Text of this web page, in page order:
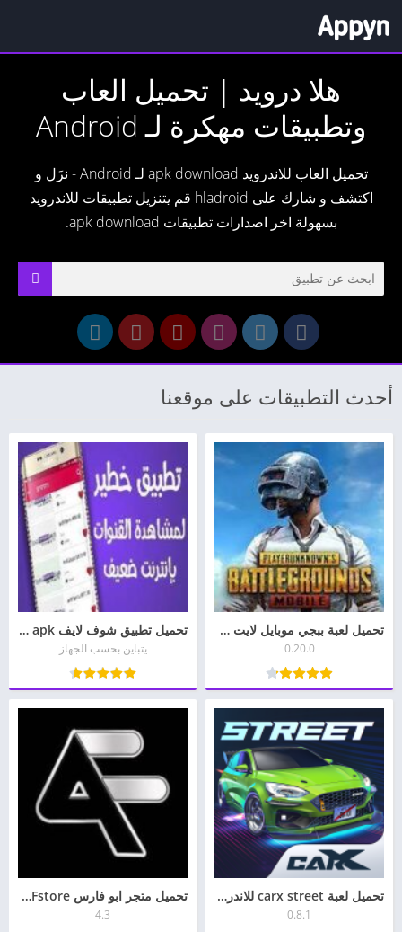
هلا درويد | تحميل العاب
وتطبيقات مهكرة لـ ​Android
تحميل العاب للاندرويد apk download لـ ​Android - نزَل و
اكتشف و شارك على hladroid قم يتنزيل تطبيقات للاندرويد
بسهولة اخر اصدارات تطبيقات apk download.
أحدث التطبيقات على موقعنا
تحميل لعبة ببجي موبايل لايت PUBG MOBILE LITE
0.20.0
تحميل تطبيق شوف لايف chouf live apk للاندرويد
يتباين بحسب الجهاز
تحميل لعبة carx street للاندرويد وللايفون
0.8.1
تحميل متجر ابو فارس AFstore للايفون وللاندرويد 2026
4.3